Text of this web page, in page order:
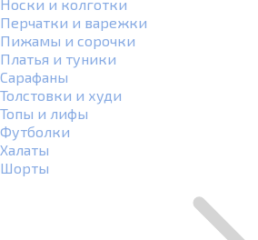
Носки и колготки
Перчатки и варежки
Пижамы и сорочки
Платья и туники
Сарафаны
Толстовки и худи
Топы и лифы
Футболки
Халаты
Шорты